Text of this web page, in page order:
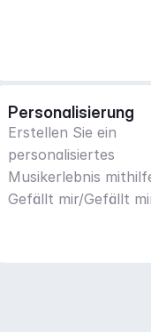
Personalisierung
Erstellen Sie ein
personalisiertes
Musikerlebnis
Gefällt mir/Gefällt